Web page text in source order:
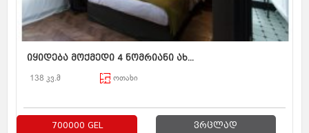
იყიდება მოქმედი 4 ნომრიანი ახ...
138 კვ.მ ოთახი
700000 GEL ვრცლად